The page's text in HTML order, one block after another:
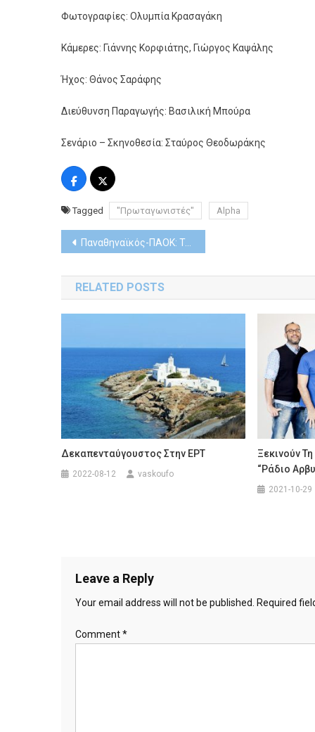
Φωτογραφίες: Ολυμπία Κρασαγάκη
Κάμερες: Γιάννης Κορφιάτης, Γιώργος Καψάλης
Ήχος: Θάνος Σαράφης
Διεύθυνση Παραγωγής: Βασιλική Μπούρα
Σενάριο – Σκηνοθεσία: Σταύρος Θεοδωράκης
Tagged "Πρωταγωνιστές" Alpha
Post
navigation
Παναθηναϊκός-ΠΑΟΚ: Το ντέρμπι της 10ης αγωνιστικής της Stoiximan Super League έρχεται στην COSMOTE TV
RELATED POSTS
Δεκαπενταύγουστος Στην ΕΡΤ
2022-08-12 vaskoufo
Ξεκινούν
“Ράδιο
2021-10-29
Leave a Reply
Your email address will not be published. Required
Comment*